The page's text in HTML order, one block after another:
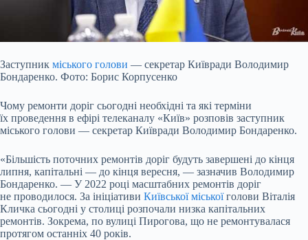
Заступник міського голови — секретар Київради Володимир
Бондаренко. Фото: Борис Корпусенко
Чому ремонти доріг сьогодні необхідні та які терміни
їх проведення в ефірі телеканалу «Київ» розповів заступник
міського голови — секретар Київради Володимир Бондаренко.
«Більшість поточних ремонтів доріг будуть завершені до кінця
липня, капітальні — до кінця вересня, — зазначив Володимир
Бондаренко. — У 2022 році масштабних ремонтів доріг
не проводилося. За ініціативи Київської міськоїголови Віталія
Кличка сьогодні у столиці розпочали низка капітальних
ремонтів. Зокрема, по вулиці Пирогова, що не ремонтувалася
протягом останніх 40 років.